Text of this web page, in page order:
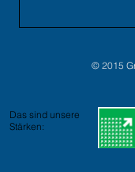
© 2015
Das sind unsere
Stärken: